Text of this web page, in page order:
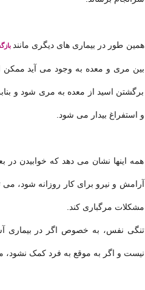
همین طور در بیماری های دیگری مانند
بین مری و معده به وجود می آید ممکن
برگشتن اسید از معده به مری شود و
و استفراغ بیدار می شود.
همه اینها نشان می دهد که خوابیدن
آرامش و نیرو برای کار روزانه شود، می
مشکلات مرگباری کند.
تنگی نفس، به خصوص اگر در بیماری
نیست و اگر به موقع به فرد کمک نشود،